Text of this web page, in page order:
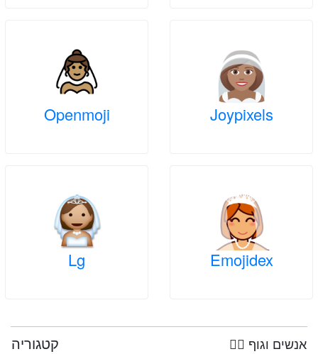
Joypixels
Openmoji
Emojidex
Lg
קטגוריה 🤦‍♀️ אנשים וגוף